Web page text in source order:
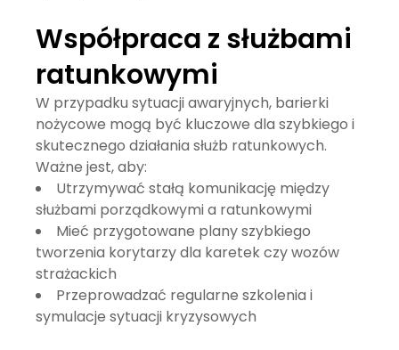
Współpraca z służbami
ratunkowymi
W przypadku sytuacji awaryjnych, barierki
nożycowe mogą być kluczowe dla szybkiego i
skutecznego działania służb ratunkowych.
Ważne jest, aby:
Utrzymywać stałą komunikację między
służbami porządkowymi a ratunkowymi
Mieć przygotowane plany szybkiego
tworzenia korytarzy dla karetek czy wozów
strażackich
Przeprowadzać regularne szkolenia i
symulacje sytuacji kryzysowych